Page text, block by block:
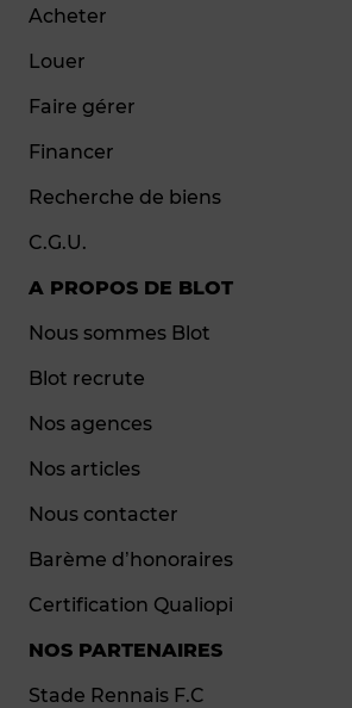
Acheter
Louer
Faire gérer
Financer
Recherche de biens
C.G.U.
A PROPOS DE BLOT
Nous sommes Blot
Blot recrute
Nos agences
Nos articles
Nous contacter
Barème d’honoraires
Certification Qualiopi
NOS PARTENAIRES
Stade Rennais F.C